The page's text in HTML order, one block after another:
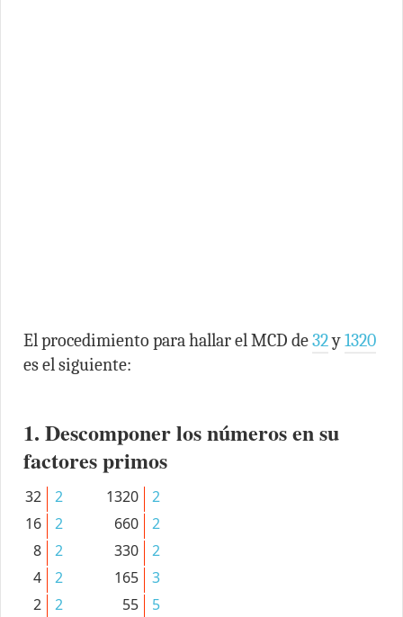
El procedimiento para hallar el MCD de32y1320
es el siguiente:
1. Descomponer los números en su
factores primos
32
2
16
2
8
2
4
2
2
2
1320
2
660
2
330
2
165
3
55
5